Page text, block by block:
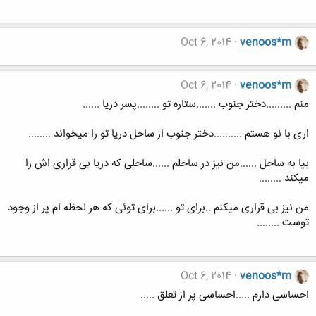
venoos*m
Oct 6, 2014
venoos*m
Oct 6, 2014
منم .........دختر جنوب .......ستاره تو ........پسر دریا ......
اری با نو هستم ..........دختر جنوب از ساحل دریا تو را میخواند ........
بیا به ساحل ......من نیز در ساحلم ......ساحلی که دریا بی قراری اش را
میکند ........
من نیز بی قراری میکنم ..برای تو ......برای توئی که هر لحظه ام پر از وجود
توست ........
venoos*m
Oct 6, 2014
احساسی دارم .....احساسی پر از تعلق .....